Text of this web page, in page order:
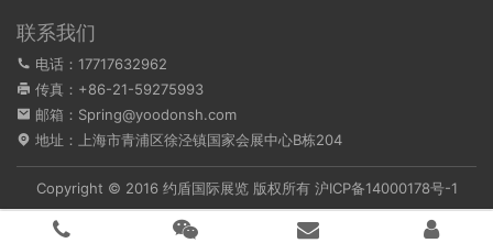
联系我们
电话：17717632962
传真：+86-21-59275993
邮箱：Spring@yoodonsh.com
地址：上海市青浦区徐泾镇国家会展中心B栋204
Copyright © 2016 约盾国际展览 版权所有 沪ICP备14000178号-1